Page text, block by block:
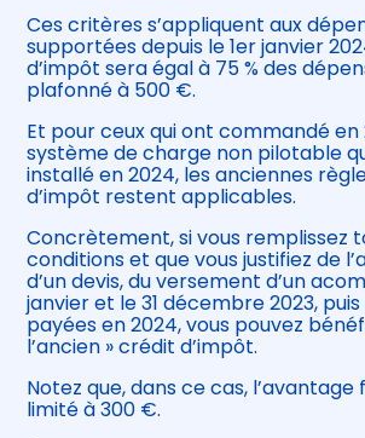
Ces critères s’appliquent aux
supportées depuis le 1er janvier
d’impôt sera égal à 75 % des
plafonné à 500 €.
Et pour ceux qui ont commandé en
système de charge non pilotable
installé en 2024, les anciennes
d’impôt restent applicables.
Concrètement, si vous remplissez
conditions et que vous justifiez de
d’un devis, du versement d’un
janvier et le 31 décembre 2023,
payées en 2024, vous pouvez
l’ancien » crédit d’impôt.
Notez que, dans ce cas,
limité à 300 €.